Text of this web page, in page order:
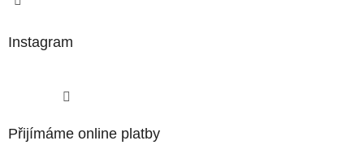
Instagram
Přijímáme online platby